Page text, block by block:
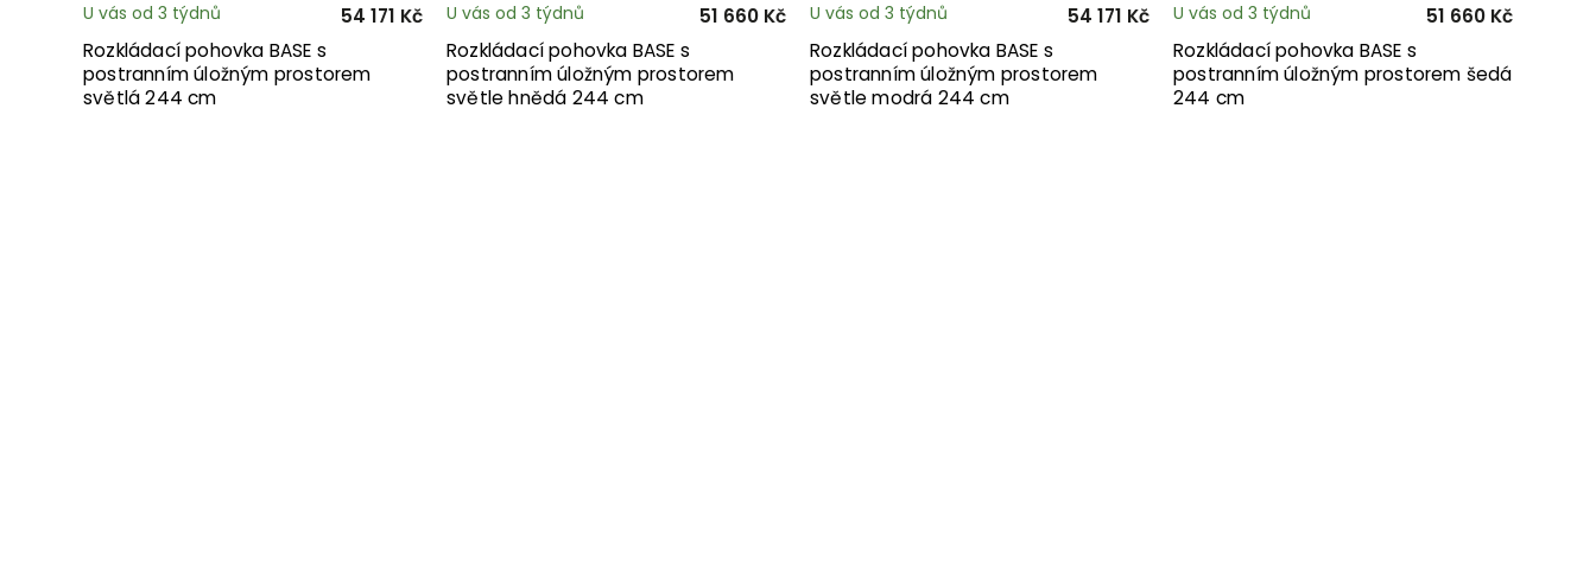
Rozkládací pohovka BASE s
postranním úložným prostorem
světlá 244 cm
U vás od 3 týdnů
54 171 Kč
Rozkládací pohovka BASE s
postranním úložným prostorem
světle hnědá 244 cm
U vás od 3 týdnů
51 660 Kč
Rozkládací pohovka BASE s
postranním úložným prostorem
světle modrá 244 cm
U vás od 3 týdnů
54 171 Kč
Rozkládací pohovka BASE s
postranním úložným prostorem šedá
244 cm
U vás od 3 týdnů 51 660 Kč